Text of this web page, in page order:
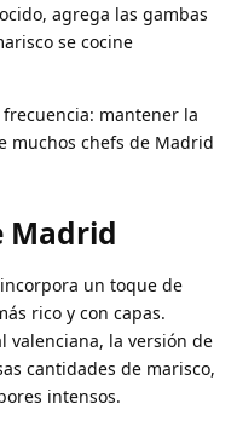
agrega las gambas
se cocine
mantener la
muchos chefs de Madrid
Madrid
un toque de
rico y con capas.
valenciana, la versión de
cantidades de marisco,
intensos.